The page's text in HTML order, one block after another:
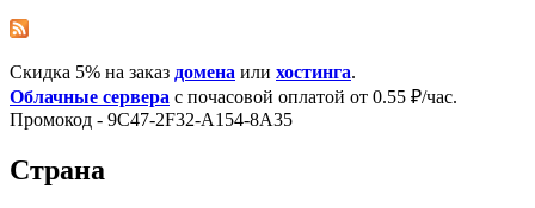
Скидка 5% на заказ домена или хостинга.
Облачные сервера с почасовой оплатой от 0.55 ₽/час.
Промокод - 9C47-2F32-A154-8A35
Страна